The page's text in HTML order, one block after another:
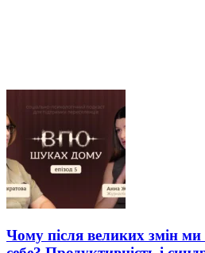
Чому після великих змін ми